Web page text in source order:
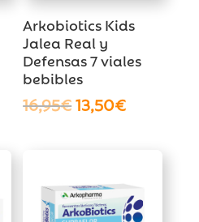
Arkobiotics Kids
Jalea Real y
Defensas 7 viales
bebibles
16,95€El
16,95€.
13,50€El
13,50€.